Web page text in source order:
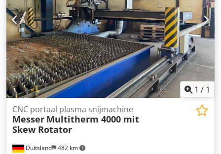
1 / 1
Duitsland 482 km
CNC portaal plasma snijmachine
Messer Multitherm 4000 mit
Skew Rotator